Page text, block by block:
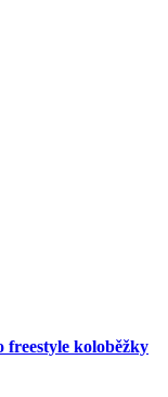
koloběžky